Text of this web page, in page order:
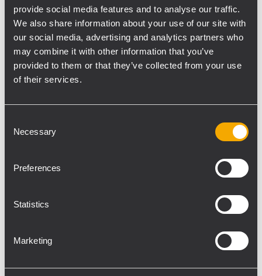
provide social media features and to analyse our traffic.
We also share information about your use of our site with
our social media, advertising and analytics partners who
may combine it with other information that you’ve
provided to them or that they’ve collected from your use
of their services.
Selection
Necessary
Preferences
Statistics
Marketing
eccezionalmente affidabili, in grado di
fornire fino a 500 W di potenza totale. A
seconda del modello, è in grado di servire
fino a 6 zone indipendenti. Inoltre, è
disponibile anche la funzione di
amplificatore di riserva.
interno è certificato EN 54-4 e le batterie
dell'armadio, rendendo il sistema una
minima. La piattaforma DSP integrata
consente di ottimizzare l'equalizzazione di
ambiente, massimizzando l'intelligibilità
della voce e la gradevolezza della musica di